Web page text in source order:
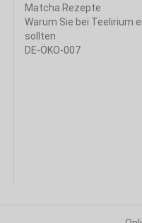
Matcha Rezepte
Warum Sie bei Teelirium
sollten
DE-ÖKO-007